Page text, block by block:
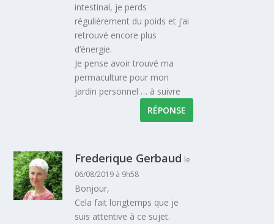
intestinal, je perds
régulièrement du poids et j’ai
retrouvé encore plus
d’énergie.
Je pense avoir trouvé ma
permaculture pour mon
jardin personnel … à suivre
RÉPONSE
Frederique Gerbaud le
06/08/2019 à 9h58
Bonjour,
Cela fait longtemps que je
suis attentive à ce sujet.